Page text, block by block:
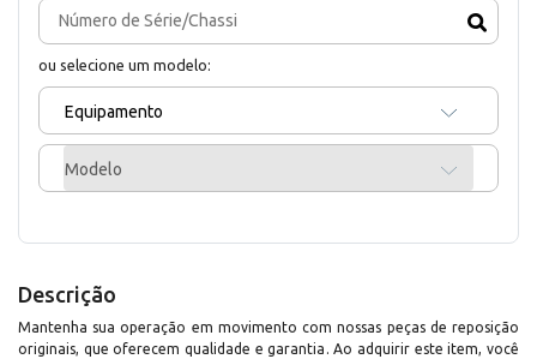
ou selecione um modelo:
Equipamento
Modelo
Descrição
Mantenha sua operação em movimento com nossas peças de reposição
originais, que oferecem qualidade e garantia. Ao adquirir este item, você